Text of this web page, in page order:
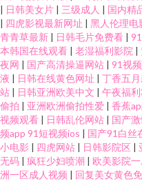
| 日韩美女片 | 三级成人 | 国内精
| 四虎影视最新网址 | 黑人伦理电
青青草最新 | 日韩毛片免费看 |
本韩国在线观看 | 老湿福利影院 |
夜网 | 国产高清操逼网站 | 91视
液 | 日韩在线黄色网址 | 丁香五
站 | 日韩亚洲欧美中文 | 午夜福
偷拍 | 亚洲欧洲偷拍性爱 | 香蕉
视频观看 | 日韩乱伦网站 | 国产
频app 91短视频ios | 国产91白丝
小电影 | 四虎网站 | 日韩影院区 |
无码 | 疯狂少妇喷潮 | 欧美影院
洲一区成人视频 | 回复美女黄色